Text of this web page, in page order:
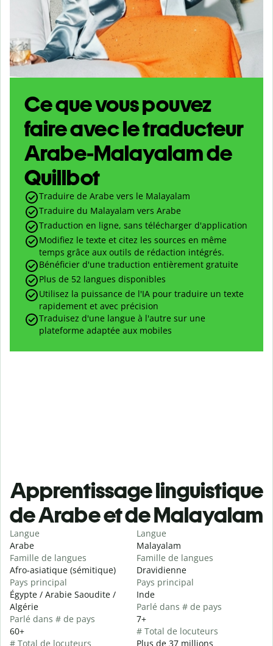
Ce que vous pouvez
faire avec le traducteur
Arabe-Malayalam de
Quillbot
Traduire de Arabe vers le Malayalam
Traduire du Malayalam vers Arabe
Traduction en ligne, sans télécharger d'application
Modifiez le texte et citez les sources en même
temps grâce aux outils de rédaction intégrés.
Bénéficier d'une traduction entièrement gratuite
Plus de 52 langues disponibles
Utilisez la puissance de l'IA pour traduire un texte
rapidement et avec précision
Traduisez d'une langue à l'autre sur une
plateforme adaptée aux mobiles
Apprentissage linguistique
de Arabe et de Malayalam
Langue
Arabe
Famille de langues
Afro-asiatique (sémitique)
Pays principal
Égypte / Arabie Saoudite /
Algérie
Parlé dans # de pays
60+
# Total de locuteurs
Langue
Malayalam
Famille de langues
Dravidienne
Pays principal
Inde
Parlé dans # de pays
7+
# Total de locuteurs
Plus de 37 millions